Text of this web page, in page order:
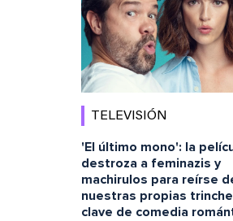
TELEVISIÓN
'El último mono': la
destroza a feminazis y
machirulos para reírse
nuestras propias
clave de comedia